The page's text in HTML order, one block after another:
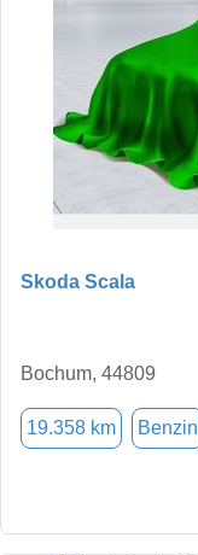
Skoda Scala
Bochum, 44809
19.358 km Benzin